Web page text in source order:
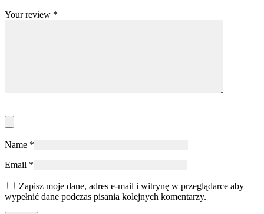
Your review *
Name *
Email *
Zapisz moje dane, adres e-mail i witrynę w przeglądarce aby
wypełnić dane podczas pisania kolejnych komentarzy.